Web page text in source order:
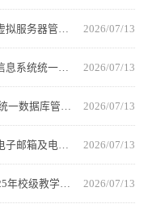
院政〔2026〕112号关于印发《吕梁学院虚拟服务器管理办法（修订）》的通知 2026/07/13
院政〔2026〕111号关于印发《吕梁学院信息系统统一认证管理办法（修订）》的通知 2026/07/13
院政〔2026〕110 号关于印发《吕梁学院统一数据库管理办法（修订）》的通知 2026/07/13
院政〔2026〕109号关于印发《吕梁学院电子邮箱及电子邮件系统管理办法》的通知 2026/07/13
院政〔2026〕108号吕梁学院关于公布2025年校级教学成果奖的通知 2026/07/13